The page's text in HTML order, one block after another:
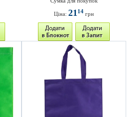
Ціна: 2114 грн